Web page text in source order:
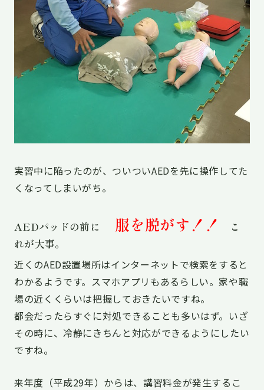
実習中に陥ったのが、ついついAEDを先に操作してた
くなってしまいがち。
AEDパッドの前に 服を脱がす！！
こ
れが大事。
近くのAED設置場所はインターネットで検索をすると
わかるようです。スマホアプリもあるらしい。家や職
場の近くくらいは把握しておきたいですね。
都会だったらすぐに対処できることも多いはず。いざ
その時に、冷静にきちんと対応ができるようにしたい
ですね。
来年度（平成29年）からは、講習料金が発生するこ